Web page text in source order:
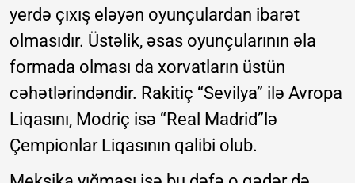
yerdə çıxış eləyən oyunçulardan ibarət
olmasıdır. Üstəlik, əsas oyunçularının əla
formada olması da xorvatların üstün
cəhətlərindəndir. Rakitiç “Sevilya” ilə Avropa
Liqasını, Modriç isə “Real Madrid”lə
Çempionlar Liqasının qalibi olub.